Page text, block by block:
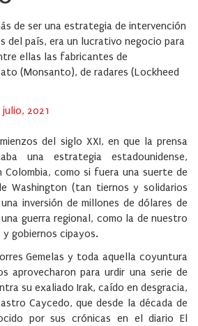
de ser una estrategia de intervención
del país, era un lucrativo negocio para
ellas las fabricantes de
(Monsanto), de radares (Lockheed
julio, 2021
del siglo XXI, en que la prensa
una estrategia estadounidense,
Colombia, como si fuera una suerte de
Washington (tan tiernos y solidarios
inversión de millones de dólares de
guerra regional, como la de nuestro
gobiernos cipayos.
Gemelas y toda aquella coyuntura
aprovecharon para urdir una serie de
su exaliado Irak, caído en desgracia,
Caycedo, que desde la década de
por sus crónicas en el diario El